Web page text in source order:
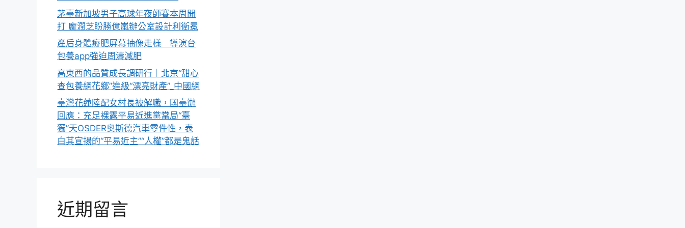
茅臺新加坡男子高球年夜師賽本周開
打 龐潤芝盼勝億嵐辦公室設計利衛冕
產后身體癡肥屏幕抽像走樣 導演台
包養app強迫周濤減肥
高東西的品質成長調研行｜北京“甜心
查包養網花鄉”進級“漂亮財產”_中國網
臺灣花蓮陸配女村長被解職，國臺辦
回應：充足裸露平易近進黨當局“臺
獨”天OSDER奧斯德汽車零件性，表
白其宣揚的“平易近主”“人權”都是鬼話
近期留言